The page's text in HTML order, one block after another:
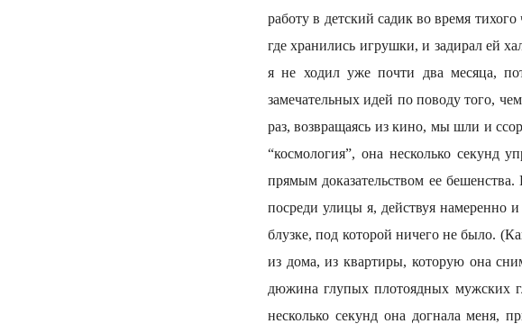
работу в детский садик во время
где хранились игрушки, и задирал ей
я не ходил уже почти два месяца,
замечательных идей по поводу того,
раз, возвращаясь из кино, мы шли и
“космология”, она несколько секунд
прямым доказательством ее
посреди улицы я, действуя намеренно
блузке, под которой ничего не было.
из дома, из квартиры, которую она
дюжина глупых плотоядных мужских
несколько секунд она догнала меня,